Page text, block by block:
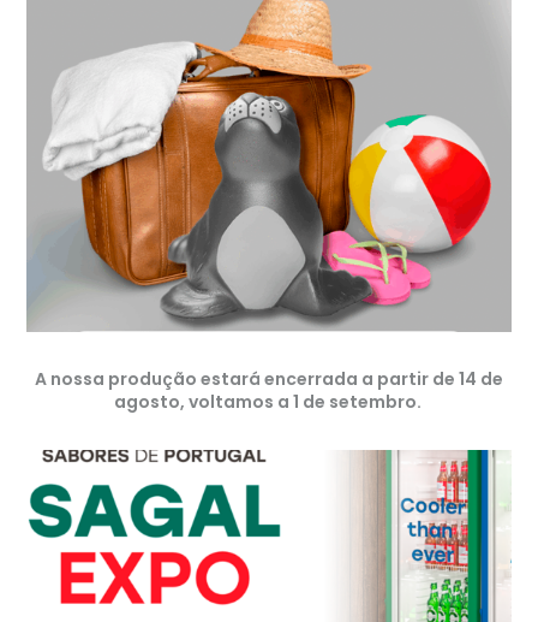
A nossa produção estará encerrada a partir de 14 de
agosto, voltamos a 1 de setembro. ​